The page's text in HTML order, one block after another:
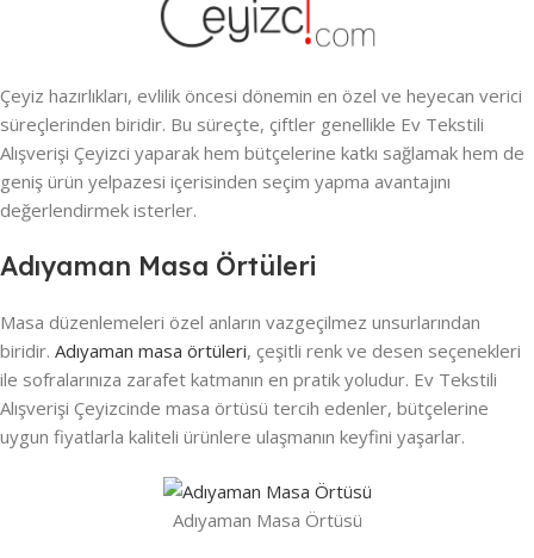
Çeyiz hazırlıkları, evlilik öncesi dönemin en özel ve heyecan verici
süreçlerinden biridir. Bu süreçte, çiftler genellikle Ev Tekstili
Alışverişi Çeyizci yaparak hem bütçelerine katkı sağlamak hem de
geniş ürün yelpazesi içerisinden seçim yapma avantajını
değerlendirmek isterler.
Adıyaman Masa Örtüleri
Masa düzenlemeleri özel anların vazgeçilmez unsurlarından
biridir. Adıyaman masa örtüleri, çeşitli renk ve desen seçenekleri
ile sofralarınıza zarafet katmanın en pratik yoludur. Ev Tekstili
Alışverişi Çeyizcinde masa örtüsü tercih edenler, bütçelerine
uygun fiyatlarla kaliteli ürünlere ulaşmanın keyfini yaşarlar.
Adıyaman Masa Örtüsü